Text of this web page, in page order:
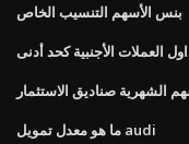
بنس الأسهم التنسيب الخاص
العملات الأجنبية كحد أدنى
الشهرية صناديق الاستثمار
ما هو معدل تمويل audi